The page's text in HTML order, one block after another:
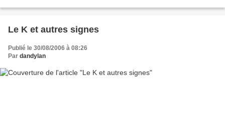
Le K et autres signes
Publié le 30/08/2006 à 08:26
Par dandylan